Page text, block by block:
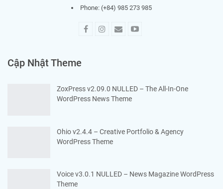
Phone: (+84) 985 273 985
Cập Nhật Theme
ZoxPress v2.09.0 NULLED – The All-In-One
WordPress News Theme
Ohio v2.4.4 – Creative Portfolio & Agency
WordPress Theme
Voice v3.0.1 NULLED – News Magazine WordPress
Theme